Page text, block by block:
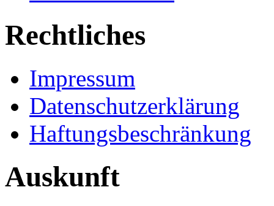
Rechtliches
Impressum
Datenschutzerklärung
Haftungsbeschränkung
Auskunft